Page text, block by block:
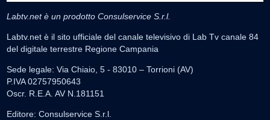
Labtv.net è un prodotto Consulservice S.r.l.
Labtv.net è il sito ufficiale del canale televisivo di Lab Tv canale 84
del digitale terrestre Regione Campania
Sede legale: Via Chiaio, 5 - 83010 – Torrioni (AV)
P.IVA 02757950643
Oscr. R.E.A. AV N.181151
Editore: Consulservice S.r.l.